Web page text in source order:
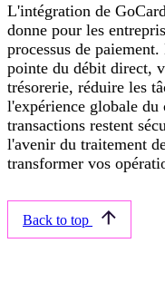
L'intégration de
donne pour les
processus de
pointe du débit direct,
trésorerie, réduire les
l'expérience globale
transactions restent
l'avenir du traitement
transformer vos
Back to top